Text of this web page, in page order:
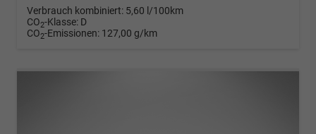
Verbrauch kombiniert: 5,60 l/100km
CO2-Klasse: D
CO2-Emissionen: 127,00 g/km